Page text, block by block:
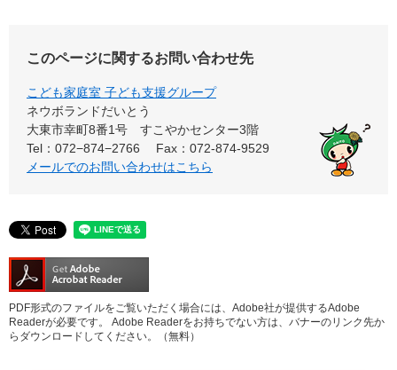
このページに関するお問い合わせ先
こども家庭室 子ども支援グループ
ネウボランドだいとう
大東市幸町8番1号 すこやかセンター3階
Tel：072−874−2766
Fax：072-874-9529
メールでのお問い合わせはこちら
PDF形式のファイルをご覧いただく場合には、Adobe社が提供するAdobe
Readerが必要です。
Adobe Readerをお持ちでない方は、バナーのリンク先か
らダウンロードしてください。（無料）